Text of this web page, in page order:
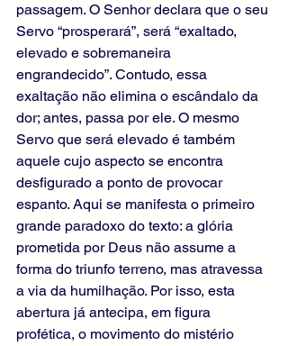
passagem. O Senhor declara que o seu
Servo “prosperará”, será “exaltado,
elevado e sobremaneira
engrandecido”. Contudo, essa
exaltação não elimina o escândalo da
dor; antes, passa por ele. O mesmo
Servo que será elevado é também
aquele cujo aspecto se encontra
desfigurado a ponto de provocar
espanto. Aqui se manifesta o primeiro
grande paradoxo do texto: a glória
prometida por Deus não assume a
forma do triunfo terreno, mas atravessa
a via da humilhação. Por isso, esta
abertura já antecipa, em figura
profética, o movimento do mistério